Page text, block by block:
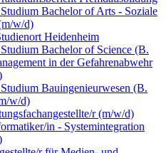
Bachelor of Arts - Soziale
w/d)
Heidenheim
Bachelor of Science (B.
in der Gefahrenabwehr
Bauingenieurwesen (B.
w/d)
r (m/w/d)
in - Systemintegration